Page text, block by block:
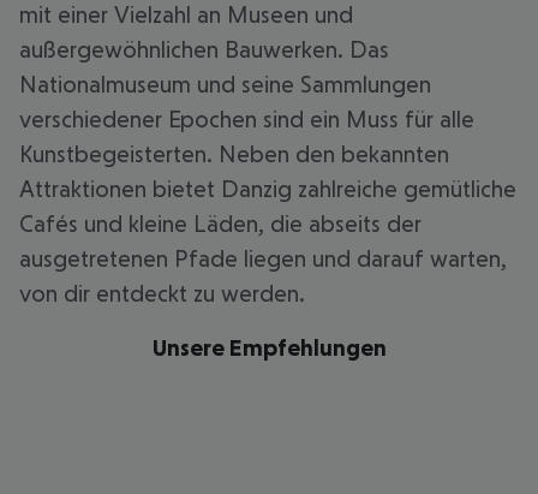
mit einer Vielzahl an Museen und
außergewöhnlichen Bauwerken. Das
Nationalmuseum und seine Sammlungen
verschiedener Epochen sind ein Muss für alle
Kunstbegeisterten. Neben den bekannten
Attraktionen bietet Danzig zahlreiche gemütliche
Cafés und kleine Läden, die abseits der
ausgetretenen Pfade liegen und darauf warten,
von dir entdeckt zu werden.
Unsere Empfehlungen